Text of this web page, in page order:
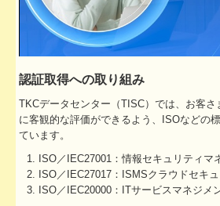
認証取得への取り組み
TKCデータセンター（TISC）では、お客
に客観的な評価ができるよう、ISOなどの
ています。
ISO／IEC27001：情報セキュリティマ
ISO／IEC27017：ISMSクラウドセキ
ISO／IEC20000：ITサービスマネジメ